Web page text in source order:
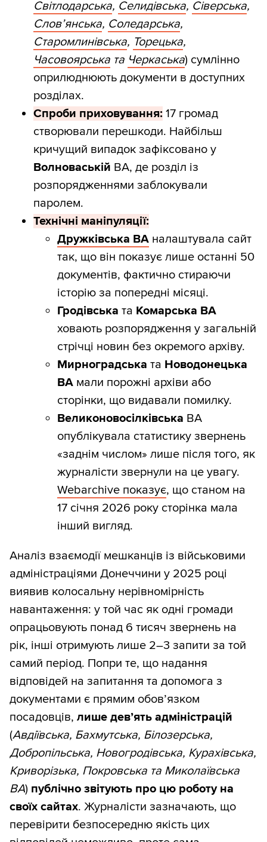
Світлодарська, Селидівська, Сіверська,
Слов’янська, Соледарська,
Старомлинівська, Торецька,
Часовоярська та Черкаська) сумлінно
оприлюднюють документи в доступних
розділах.
Спроби приховування: 17 громад
створювали перешкоди. Найбільш
кричущий випадок зафіксовано у
Волноваській ВА, де розділ із
розпорядженнями заблокували
паролем.
Технічні маніпуляції:
Дружківська ВА налаштувала сайт
так, що він показує лише останні 50
документів, фактично стираючи
історію за попередні місяці.
Гродівська та Комарська ВА
ховають розпорядження у загальній
стрічці новин без окремого архіву.
Мирноградська та Новодонецька
ВА мали порожні архіви або
сторінки, що видавали помилку.
Великоновосілківська ВА
опублікувала статистику звернень
«заднім числом» лише після того, як
журналісти звернули на це увагу.
Webarchive показує, що станом на
17 січня 2026 року сторінка мала
інший вигляд.
Аналіз взаємодії мешканців із військовими
адміністраціями Донеччини у 2025 році
виявив колосальну нерівномірність
навантаження: у той час як одні громади
опрацьовують понад 6 тисяч звернень на
рік, інші отримують лише 2–3 запити за той
самий період. Попри те, що надання
відповідей на запитання та допомога з
документами є прямим обов’язком
посадовців, лише дев’ять адміністрацій
(Авдіївська, Бахмутська, Білозерська,
Добропільська, Новогродівська, Курахівська,
Криворізька, Покровська та Миколаївська
ВА) публічно звітують про цю роботу на
своїх сайтах. Журналісти зазначають, що
перевірити безпосередню якість цих